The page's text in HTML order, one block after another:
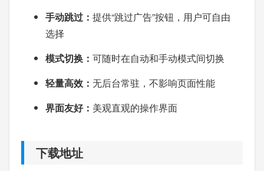
手动跳过： 提供“跳过广告”按钮，用户可自由
选择
模式切换： 可随时在自动和手动模式间切换
轻量高效： 无后台常驻，不影响页面性能
界面友好： 美观直观的操作界面
下载地址